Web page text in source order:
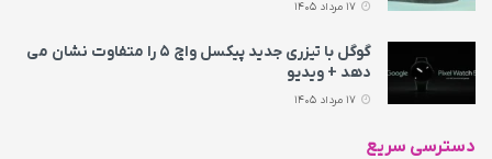
گوگل با تیزری جدید پیکسل واچ ۵ را متفاوت نشان می‌
دهد + ویدیو
دسترسی سریع